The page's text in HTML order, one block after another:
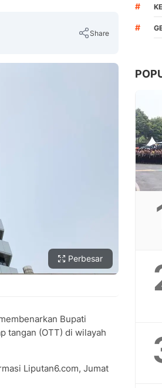
Share
Perbesar
Bupati
tangan (OTT) di wilayah
Liputan6.com, Jumat
#
#